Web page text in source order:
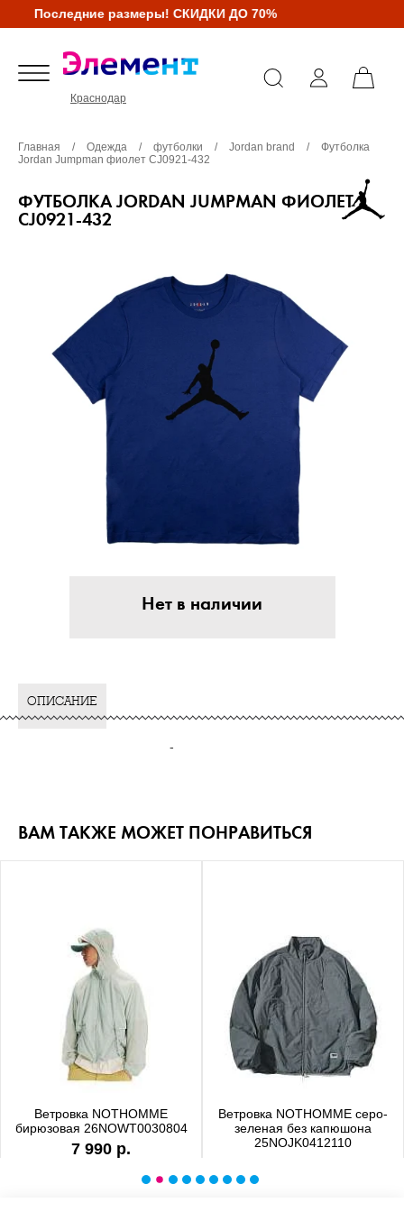
Последние размеры! СКИДКИ ДО 70%
Краснодар
Главная / Одежда / футболки / Jordan brand /
Футболка
Jordan Jumpman фиолет CJ0921-432
ФУТБОЛКА JORDAN JUMPMAN ФИОЛЕТ
CJ0921-432
Нет в наличии
ОПИСАНИЕ
-
ВАМ ТАКЖЕ МОЖЕТ ПОНРАВИТЬСЯ
Ветровка NOTHOMME
бирюзовая 26NOWT0030804
7 990 р.
Ветровка NOTHOMME серо-
зеленая без капюшона
25NOJK0412110